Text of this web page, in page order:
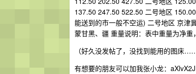
137.50 247.50 522.50 二号地区
能送到的市一般不空运) 二号地区 京津
蒙甘黑、疆 重量说明：表中重量为净
（好久没发帖了，没找到能用的图床……
有想要的朋友可以加我张小龙：